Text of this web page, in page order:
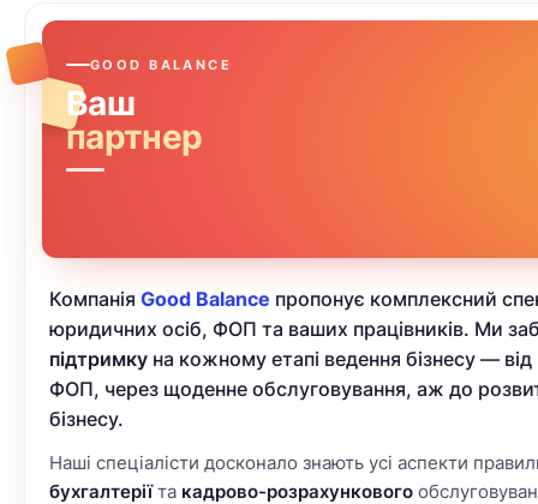
GOOD BALANCE
Ваш
партнер
Компанія Good Balance пропонує комплексний
юридичних осіб, ФОП та ваших працівників. Ми
підтримку на кожному етапі ведення бізнесу — від
ФОП, через щоденне обслуговування, аж до
бізнесу.
Наші спеціалісти досконало знають усі аспекти
бухгалтеріїта кадрово-розрахункового